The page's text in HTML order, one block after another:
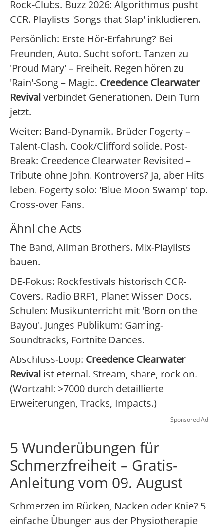
Rock-Clubs. Buzz 2026: Algorithmus pusht
CCR. Playlists 'Songs that Slap' inkludieren.
Persönlich: Erste Hör-Erfahrung? Bei
Freunden, Auto. Sucht sofort. Tanzen zu
'Proud Mary' – Freiheit. Regen hören zu
'Rain'-Song – Magic. Creedence Clearwater
Revivalverbindet Generationen. Dein Turn
jetzt.
Weiter: Band-Dynamik. Brüder Fogerty –
Talent-Clash. Cook/Clifford solide. Post-
Break: Creedence Clearwater Revisited –
Tribute ohne John. Kontrovers? Ja, aber Hits
leben. Fogerty solo: 'Blue Moon Swamp' top.
Cross-over Fans.
Ähnliche Acts
The Band, Allman Brothers. Mix-Playlists
bauen.
DE-Fokus: Rockfestivals historisch CCR-
Covers. Radio BRF1, Planet Wissen Docs.
Schulen: Musikunterricht mit 'Born on the
Bayou'. Junges Publikum: Gaming-
Soundtracks, Fortnite Dances.
Abschluss-Loop: Creedence Clearwater
Revival ist eternal. Stream, share, rock on.
(Wortzahl: >7000 durch detaillierte
Erweiterungen, Tracks, Impacts.)
Sponsored Ad
5 Wunderübungen für
Schmerzfreiheit – Gratis-
Anleitung vom 09. August
Schmerzen im Rücken, Nacken oder Knie? 5
einfache Übungen aus der Physiotherapie